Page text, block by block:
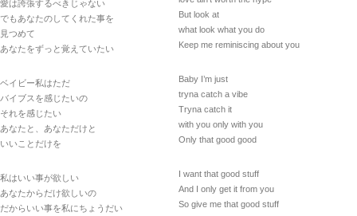
愛は誇張するべきじゃない
でもあなたのしてくれた事を
見つめて
あなたをずっと覚えていたい
ベイビー私はただ
バイブスを感じたいの
それを感じたい
あなたと、あなただけと
いいことだけを
私はいい事が欲しい
あなたからだけ欲しいの
だからいい事を私にちょうだい
But look at
what look what you do
Keep me reminiscing about you
Baby I’m just
tryna catch a vibe
Tryna catch it
with you only with you
Only that good good
I want that good stuff
And I only get it from you
So give me that good stuff